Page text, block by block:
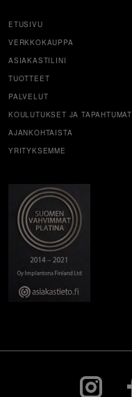
ETUSIVU
VERKKOKAUPPA
ASIAKASTILINI
TUOTTEET
PALVELUT
KOULUTUKSET JA TAPAHTUMAT
AJANKOHTAISTA
YRITYKSEMME